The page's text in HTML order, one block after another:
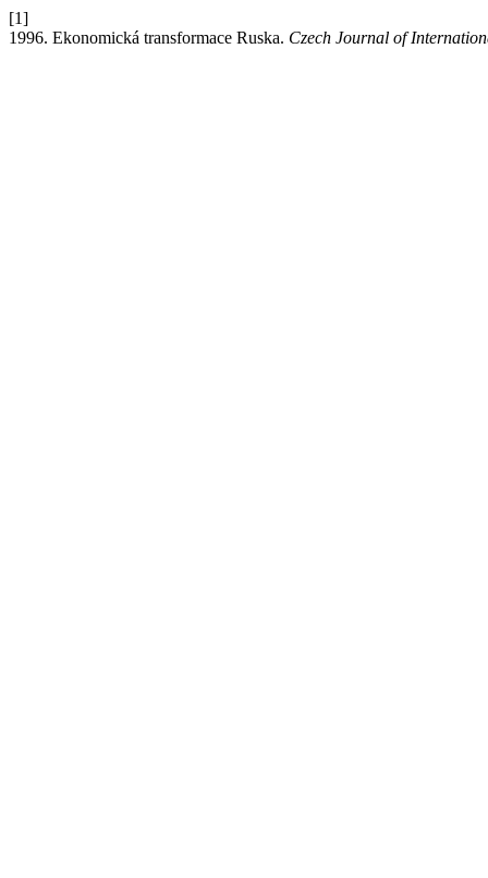
[1]
1996. Ekonomická transformace Ruska. Czech Journal of